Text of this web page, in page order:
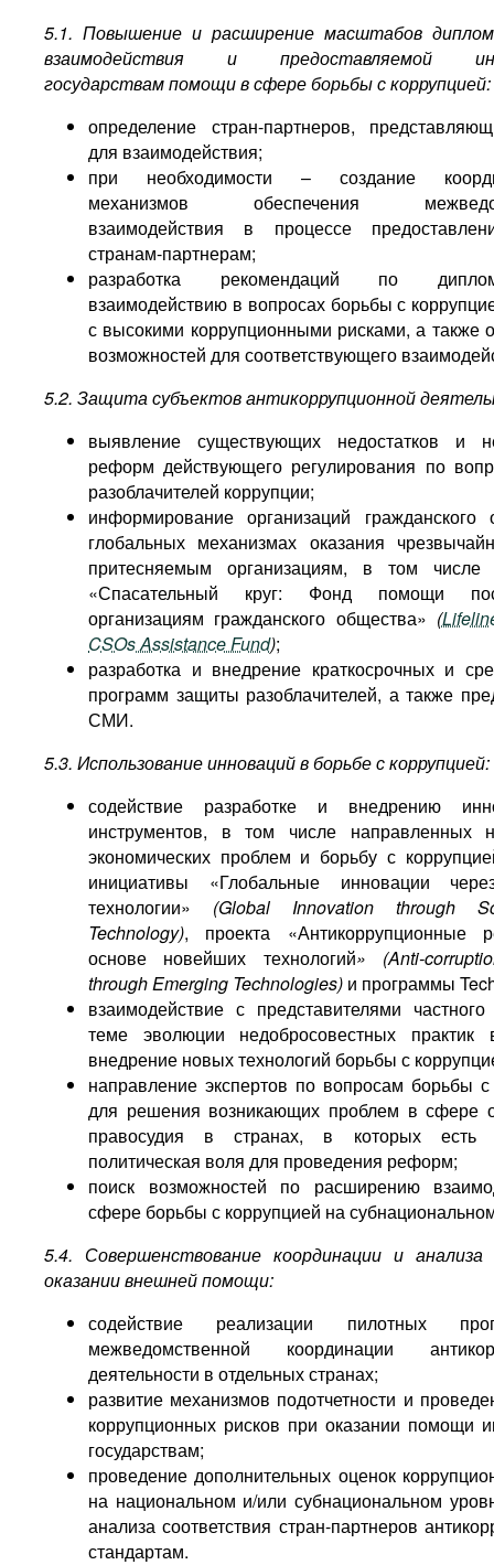
5.1. Повышение и расширение масштабов
взаимодействия и предоставляемой
государствам помощи в сфере борьбы с коррупцией:
определение стран-партнеров,
для взаимодействия;
при необходимости – создание
механизмов обеспечения
взаимодействия в процессе
странам-партнерам;
разработка рекомендаций по
взаимодействию в вопросах борьбы с
с высокими коррупционными рисками, а также
возможностей для соответствующего
5.2. Защита субъектов антикоррупционной
выявление существующих недостатков и
реформ действующего регулирования по
разоблачителей коррупции;
информирование организаций
глобальных механизмах оказания
притесняемым организациям, в том числе
«Спасательный круг: Фонд помощи
организациям гражданского общества» (
CSOs Assistance Fund);
разработка и внедрение краткосрочных и
программ защиты разоблачителей, а также
СМИ.
5.3. Использование инноваций в борьбе с коррупцией:
содействие разработке и внедрению
инструментов, в том числе направленных
экономических проблем и борьбу с
инициативы «Глобальные инновации
технологии» (Global Innovation through
Technology), проекта «Антикоррупционные
основе новейших технологий» (Anti-
through Emerging Technologies) и программы
взаимодействие с представителями
теме эволюции недобросовестных
внедрение новых технологий борьбы с
направление экспертов по вопросам борьбы
для решения возникающих проблем в сфере
правосудия в странах, в которых есть
политическая воля для проведения реформ;
поиск возможностей по расширению
сфере борьбы с коррупцией на
5.4. Совершенствование координации и анализа
оказании внешней помощи:
содействие реализации пилотных
межведомственной координации
деятельности в отдельных странах;
развитие механизмов подотчетности и
коррупционных рисков при оказании помощи
государствам;
проведение дополнительных оценок
на национальном и/или субнациональном
анализа соответствия стран-партнеров
стандартам.